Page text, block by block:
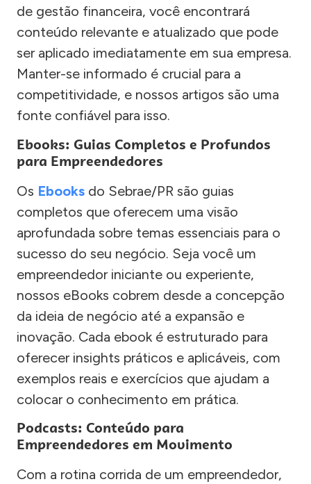
de gestão financeira, você encontrará
conteúdo relevante e atualizado que pode
ser aplicado imediatamente em sua empresa.
Manter-se informado é crucial para a
competitividade, e nossos artigos são uma
fonte confiável para isso.
Ebooks: Guias Completos e Profundos
para Empreendedores
Os Ebooks do Sebrae/PR são guias
completos que oferecem uma visão
aprofundada sobre temas essenciais para o
sucesso do seu negócio. Seja você um
empreendedor iniciante ou experiente,
nossos eBooks cobrem desde a concepção
da ideia de negócio até a expansão e
inovação. Cada ebook é estruturado para
oferecer insights práticos e aplicáveis, com
exemplos reais e exercícios que ajudam a
colocar o conhecimento em prática.
Podcasts: Conteúdo para
Empreendedores em Movimento
Com a rotina corrida de um empreendedor,